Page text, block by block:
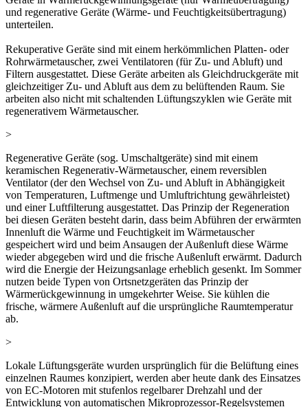
und regenerative Geräte (Wärme- und Feuchtigkeitsübertragung)
unterteilen.
Rekuperative Geräte sind mit einem herkömmlichen Platten- oder
Rohrwärmetauscher, zwei Ventilatoren (für Zu- und Abluft) und
Filtern ausgestattet. Diese Geräte arbeiten als Gleichdruckgeräte mit
gleichzeitiger Zu- und Abluft aus dem zu belüftenden Raum. Sie
arbeiten also nicht mit schaltenden Lüftungszyklen wie Geräte mit
regenerativem Wärmetauscher.
>
Regenerative Geräte (sog. Umschaltgeräte) sind mit einem
keramischen Regenerativ-Wärmetauscher, einem reversiblen
Ventilator (der den Wechsel von Zu- und Abluft in Abhängigkeit
von Temperaturen, Luftmenge und Umluftrichtung gewährleistet)
und einer Luftfilterung ausgestattet. Das Prinzip der Regeneration
bei diesen Geräten besteht darin, dass beim Abführen der erwärmten
Innenluft die Wärme und Feuchtigkeit im Wärmetauscher
gespeichert wird und beim Ansaugen der Außenluft diese Wärme
wieder abgegeben wird und die frische Außenluft erwärmt. Dadurch
wird die Energie der Heizungsanlage erheblich gesenkt. Im Sommer
nutzen beide Typen von Ortsnetzgeräten das Prinzip der
Wärmerückgewinnung in umgekehrter Weise. Sie kühlen die
frische, wärmere Außenluft auf die ursprüngliche Raumtemperatur
ab.
>
Lokale Lüftungsgeräte wurden ursprünglich für die Belüftung eines
einzelnen Raumes konzipiert, werden aber heute dank des Einsatzes
von EC-Motoren mit stufenlos regelbarer Drehzahl und der
Entwicklung von automatischen Mikroprozessor-Regelsystemen